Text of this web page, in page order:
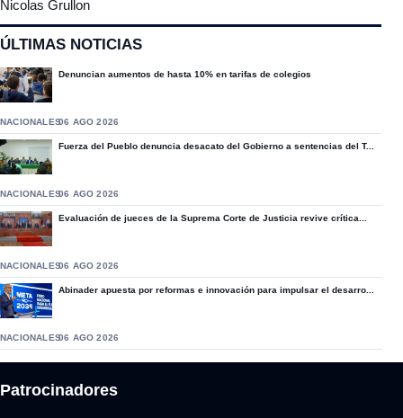
Nicolas Grullon
ÚLTIMAS NOTICIAS
Denuncian aumentos de hasta 10% en tarifas de colegios
NACIONALES06 AGO 2026
Fuerza del Pueblo denuncia desacato del Gobierno a sentencias del T...
NACIONALES06 AGO 2026
Evaluación de jueces de la Suprema Corte de Justicia revive crítica...
NACIONALES06 AGO 2026
Abinader apuesta por reformas e innovación para impulsar el desarro...
NACIONALES06 AGO 2026
Patrocinadores